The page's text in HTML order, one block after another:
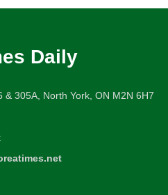
Daily
& 305A, North York, ON M2N 6H7